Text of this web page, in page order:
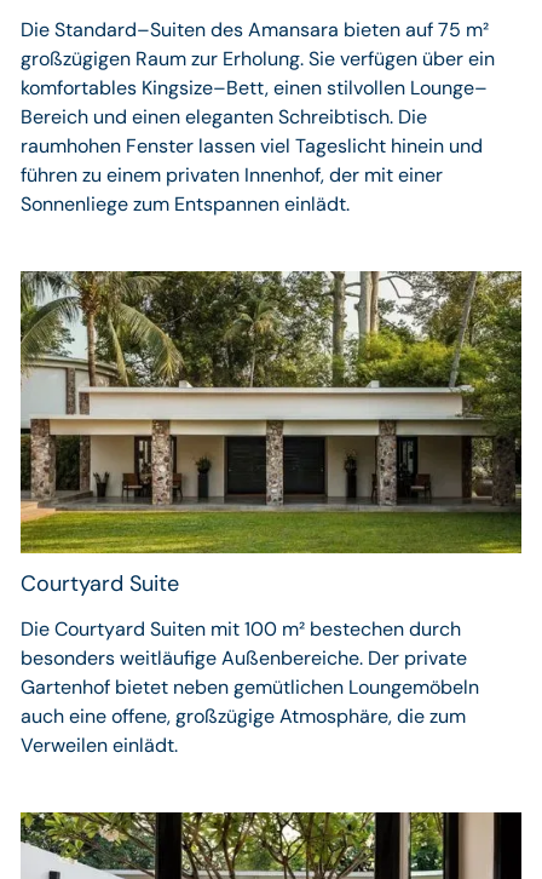
Die Standard–Suiten des Amansara bieten auf 75 m²
großzügigen Raum zur Erholung. Sie verfügen über ein
komfortables Kingsize–Bett, einen stilvollen Lounge–
Bereich und einen eleganten Schreibtisch. Die
raumhohen Fenster lassen viel Tageslicht hinein und
führen zu einem privaten Innenhof, der mit einer
Sonnenliege zum Entspannen einlädt.
Courtyard Suite
Die Courtyard Suiten mit 100 m² bestechen durch
besonders weitläufige Außenbereiche. Der private
Gartenhof bietet neben gemütlichen Loungemöbeln
auch eine offene, großzügige Atmosphäre, die zum
Verweilen einlädt.